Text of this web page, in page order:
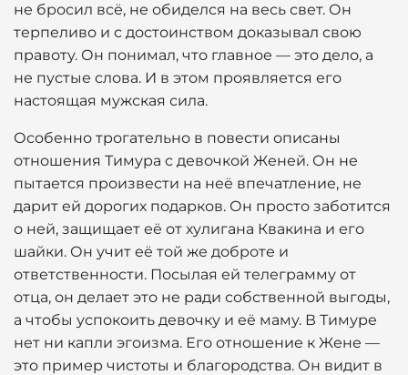
не бросил всё, не обиделся на весь свет. Он
терпеливо и с достоинством доказывал свою
правоту. Он понимал, что главное — это дело, а
не пустые слова. И в этом проявляется его
настоящая мужская сила.
Особенно трогательно в повести описаны
отношения Тимура с девочкой Женей. Он не
пытается произвести на неё впечатление, не
дарит ей дорогих подарков. Он просто заботится
о ней, защищает её от хулигана Квакина и его
шайки. Он учит её той же доброте и
ответственности. Посылая ей телеграмму от
отца, он делает это не ради собственной выгоды,
а чтобы успокоить девочку и её маму. В Тимуре
нет ни капли эгоизма. Его отношение к Жене —
это пример чистоты и благородства. Он видит в